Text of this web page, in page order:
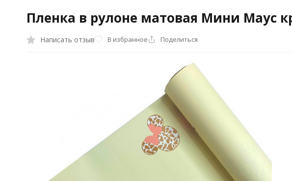
Пленка в рулоне матовая Мини Маус
Написать отзыв В избранное Поделиться